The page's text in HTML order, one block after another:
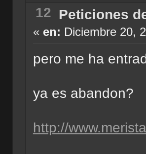
12 Peticiones
« en: Diciembre 20,
pero me ha
ya es abandon?
http://